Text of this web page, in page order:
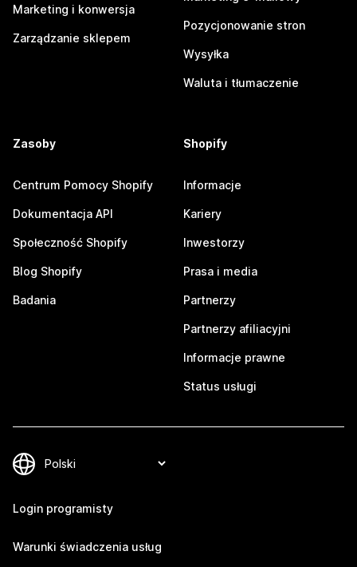
Marketing i konwersja
Zarządzanie sklepem
Pozycjonowanie stron
Wysyłka
Waluta i tłumaczenie
Zasoby
Centrum Pomocy Shopify
Dokumentacja API
Społeczność Shopify
Blog Shopify
Badania
Shopify
Informacje
Kariery
Inwestorzy
Prasa i media
Partnerzy
Partnerzy afiliacyjni
Informacje prawne
Status usługi
Login programisty
Warunki świadczenia usług